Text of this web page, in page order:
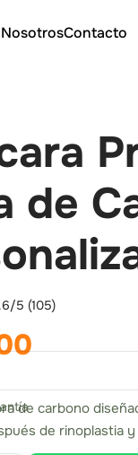
Contacto
de
5 (105)
de carbono
de rinoplastia